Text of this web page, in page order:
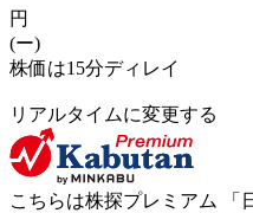
円
(ー)
株価は15分ディレイ
リアルタイムに変更する
こちらは株探プレミアム 「